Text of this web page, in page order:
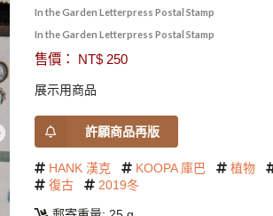
In the Garden Letterpress Postal Stamp
In the Garden Letterpress Postal Stamp
售價： NT$ 250
展示用商品
許願商品再版
HANK 漢克 KOOPA 庫巴 植物
復古
2019冬